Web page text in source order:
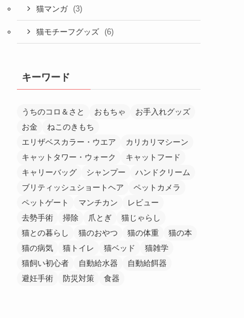
猫マンガ (3)
猫モチーフグッズ (6)
キーワード
うちのコロ＆さと おもちゃ
お手入れグッズ
お金
ねこのきもち
エリザベスカラー・ウエア
カリカリマシーン
キャットタワー・ウォーク
キャットフード
キャリーバッグ
シャンプー
ハンドクリーム
ブリティッシュショートヘア
ペットカメラ
ペットゲート
マンチカン
レビュー
去勢手術
掃除 爪とぎ
猫じゃらし
猫との暮らし
猫のおやつ 猫の体重
猫の本
猫の病気
猫トイレ 猫ベッド
猫雑学
猫飼い初心者
自動給水器
自動給餌器
避妊手術
防災対策 食器